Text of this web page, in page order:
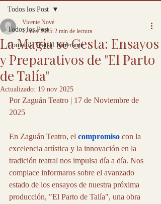
Todos los Post
Comedia Teatral Itinerante
Todos los Post
La Magia se Gesta: Ensayos
y Preparativos de "El Parto
de Talía"
Vicente Nové
17 nov 2025 2 min de lectura
Actualizado: 19 nov 2025
Por Zaguán Teatro | 17 de Noviembre de
2025
En Zaguán Teatro, el compromiso con la
excelencia artística y la innovación en la
tradición teatral nos impulsa día a día. Nos
complace informaros sobre el avanzado
estado de los ensayos de nuestra próxima
producción, "El Parto de Talía", una obra